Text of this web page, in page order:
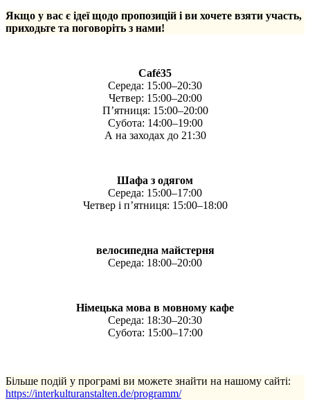
Якщо у вас є ідеї щодо пропозицій і ви хочете взяти участь,
приходьте та поговоріть з нами!
Café35
Середа: 15:00–20:30
Четвер: 15:00–20:00
П’ятниця: 15:00–20:00
Субота: 14:00–19:00
А на заходах до 21:30
Шафа з одягом
Середа: 15:00–17:00
Четвер і п’ятниця: 15:00–18:00
велосипедна майстерня
Середа: 18:00–20:00
Німецька мова в мовному кафе
Середа: 18:30–20:30
Субота: 15:00–17:00
Більше подій у програмі ви можете знайти на нашому сайті:
https://interkulturanstalten.de/programm/